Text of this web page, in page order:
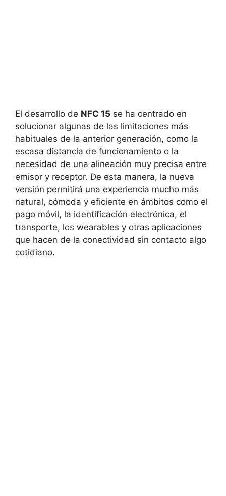
El desarrollo de NFC 15 se ha centrado en
solucionar algunas de las limitaciones más
habituales de la anterior generación, como la
escasa distancia de funcionamiento o la
necesidad de una alineación muy precisa entre
emisor y receptor. De esta manera, la nueva
versión permitirá una experiencia mucho más
natural, cómoda y eficiente en ámbitos como el
pago móvil, la identificación electrónica, el
transporte, los wearables y otras aplicaciones
que hacen de la conectividad sin contacto algo
cotidiano.